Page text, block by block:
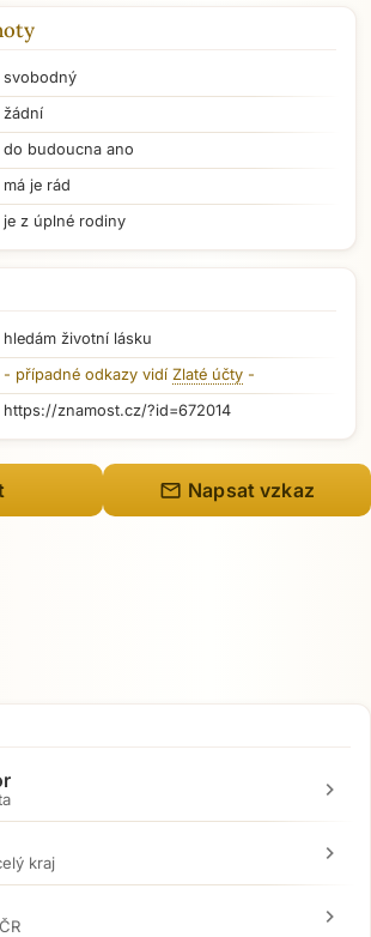
Přejít na hlavní obsah
svobodný
žádní
do budoucna ano
má je rád
je z úplné rodiny
hledám životní lásku
- případné odkazy vidí Zlaté účty -
https://znamost.cz/?id=672014
mail Napsat vzkaz
chevron_right
kraj chevron_right
chevron_right